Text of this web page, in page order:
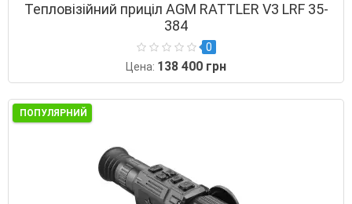
Тепловізійний приціл AGM RATTLER V3 LRF 35-
384
0
Цена: 138 400 грн
ПОПУЛЯРНИЙ